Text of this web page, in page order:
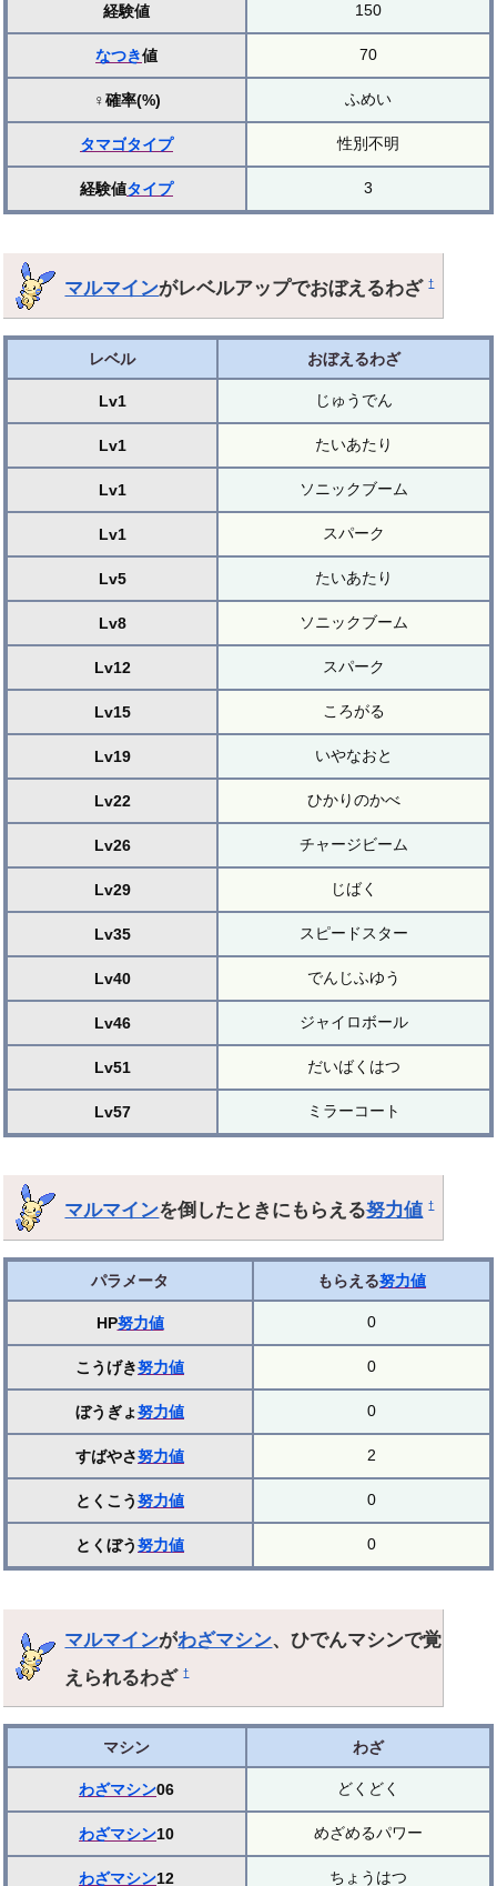
経験値 150
なつき値 70
♀確率(%) ふめい
タマゴタイプ 性別不明
経験値タイプ 3
マルマインがレベルアップでおぼえるわざ†
レベル おぼえるわざ
Lv1 じゅうでん
Lv1 たいあたり
Lv1 ソニックブーム
Lv1 スパーク
Lv5 たいあたり
Lv8 ソニックブーム
Lv12 スパーク
Lv15 ころがる
Lv19 いやなおと
Lv22 ひかりのかべ
Lv26 チャージビーム
Lv29 じばく
Lv35 スピードスター
Lv40 でんじふゆう
Lv46 ジャイロボール
Lv51 だいばくはつ
Lv57 ミラーコート
マルマインを倒したときにもらえる努力値 †
パラメータ もらえる努力値
HP努力値 0
こうげき努力値 0
ぼうぎょ努力値 0
すばやさ努力値 2
とくこう努力値 0
とくぼう努力値 0
マルマインがわざマシン、ひでんマシンで覚
えられるわざ†
マシン わざ
わざマシン06 どくどく
わざマシン10 めざめるパワー
わざマシン12 ちょうはつ